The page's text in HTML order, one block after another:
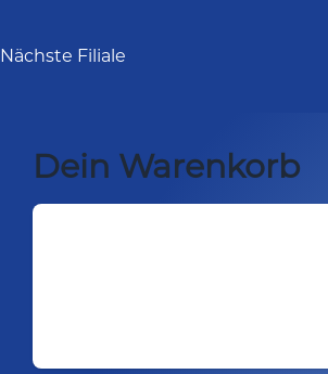
Nächste Filiale
Dein Warenkorb